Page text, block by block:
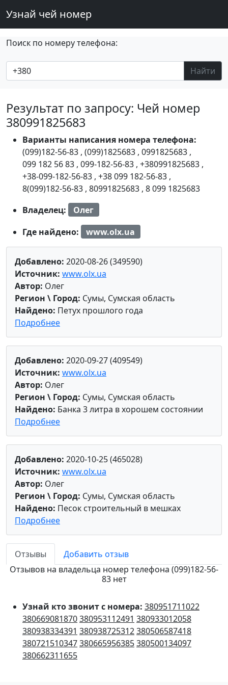
Узнай чей номер
Поиск по номеру телефона:
Найти
Результат по запросу: Чей номер
380991825683
Варианты написания номера телефона:
(099)182-56-83 , (099)1825683 , 0991825683 ,
099 182 56 83 , 099-182-56-83 , +380991825683 ,
+38-099-182-56-83 , +38 099 182-56-83 ,
8(099)182-56-83 , 80991825683 , 8 099 1825683
Владелец:
Олег
Где найдено:
www.olx.ua
Добавлено: 2020-08-26 (349590)
Источник: www.olx.ua
Автор: Олег
Регион \ Город: Сумы, Сумская область
Найдено: Петух прошлого года
Подробнее
Добавлено: 2020-09-27 (409549)
Источник: www.olx.ua
Автор: Олег
Регион \ Город: Сумы, Сумская область
Найдено: Банка 3 литра в хорошем состоянии
Подробнее
Добавлено: 2020-10-25 (465028)
Источник: www.olx.ua
Автор: Олег
Регион \ Город: Сумы, Сумская область
Найдено: Песок строительный в мешках
Подробнее
Отзывы
Добавить отзыв
Отзывов на владельца номер телефона (099)182-56-
83 нет
Узнай кто звонит с номера: 380951711022
380669081870380953112491 380933012058
380938334391 380938725312380506587418
380721510347380665956385380500134097
380662311655